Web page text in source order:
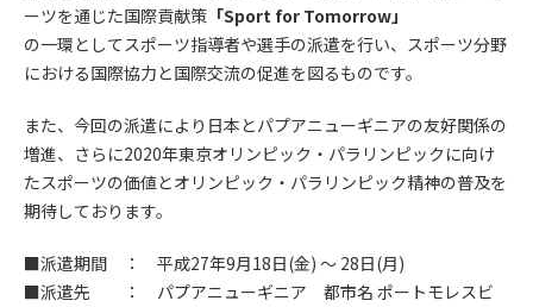
ーツを通じた国際貢献策 「Sport for Tomorrow」
の一環としてスポーツ指導者や選手の派遣を行い、スポーツ分野
における国際協力と国際交流の促進を図るものです。
また、今回の派遣により日本とパプアニューギニアの友好関係の
増進、さらに2020年東京オリンピック・パラリンピックに向け
たスポーツの価値とオリンピック・パラリンピック精神の普及を
期待しております。
■派遣期間 ： 平成27年9月18日(金) ～ 28日(月)
■派遣先 ： パプアニューギニア 都市名 ポートモレスビ